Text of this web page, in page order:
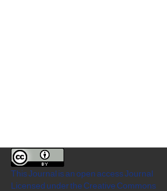
This Journal is an open access Journal
Licensedunder the Creative Commons